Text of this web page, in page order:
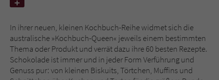
In ihrer neuen, kleinen Kochbuch-Reihe widmet sich die
australische »Kochbuch-Queen« jeweils einem bestimmten
Thema oder Produkt und verrät dazu ihre 60 besten Rezepte.
Schokolade ist immer und in jeder Form Verführung und
Genuss pur: von kleinen Biskuits, Törtchen, Muffins und
Name tx_pwcomments_ahash
Anbieter Literatur-Couch Medien GmbH & Co. KG
Laufzeit 1 Jahr